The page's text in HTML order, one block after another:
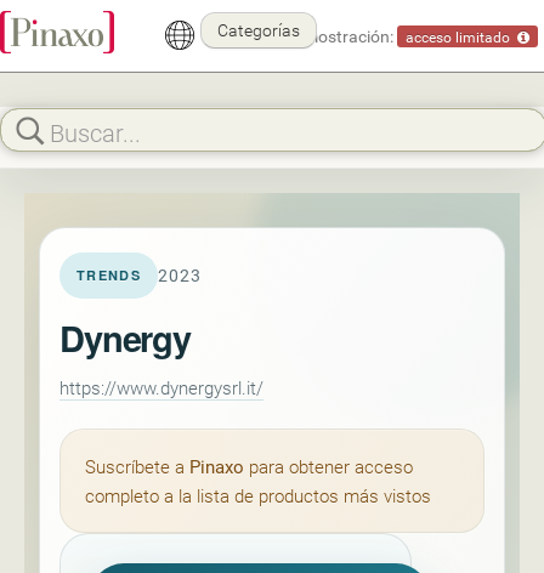
Modo demostración: acceso limitado
Categorías
TRENDS 2023
Dynergy
https://www.dynergysrl.it/
Suscríbete a Pinaxo para obtener acceso
completo a la lista de productos más vistos